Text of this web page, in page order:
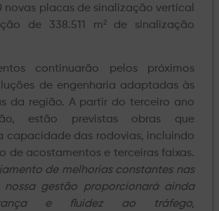
novas placas de sinalização vertical
de 338.511 m² de sinalização
continuarão pelos próximos
de engenharia adaptadas às
da região. A partir do terceiro ano
estão previstas obras que
capacidade das rodovias, incluindo
de acostamentos e terceiras faixas.
de melhorias constantes nas
nossa gestão proporcionará ainda
e fluidez ao tráfego,